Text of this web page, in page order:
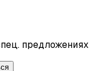
предложениях